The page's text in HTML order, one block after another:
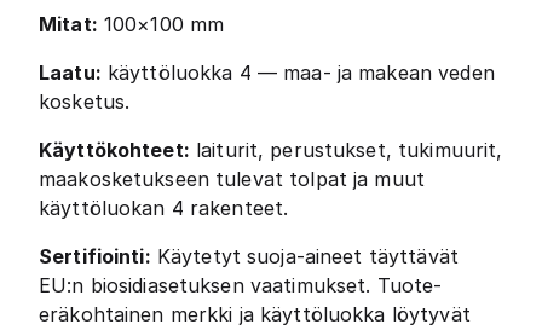
Mitat: 100×100 mm
Laatu: käyttöluokka 4 — maa- ja makean veden
kosketus.
Käyttökohteet: laiturit, perustukset, tukimuurit,
maakosketukseen tulevat tolpat ja muut
käyttöluokan 4 rakenteet.
Sertifiointi: Käytetyt suoja-aineet täyttävät
EU:n biosidiasetuksen vaatimukset. Tuote-
eräkohtainen merkki ja käyttöluokka löytyvät